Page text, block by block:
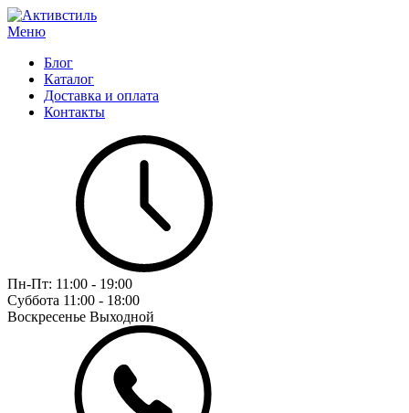
Меню
Блог
Каталог
Доставка и оплата
Контакты
Пн-Пт: 11:00 - 19:00
Суббота 11:00 - 18:00
Воскресенье Выходной